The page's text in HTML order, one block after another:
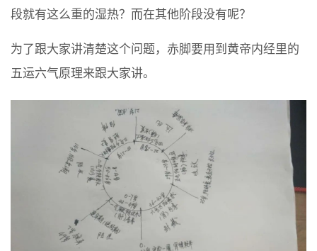
段就有这么重的湿热？而在其他阶段没有呢？
为了跟大家讲清楚这个问题，赤脚要用到黄帝内经里的
五运六气原理来跟大家讲。